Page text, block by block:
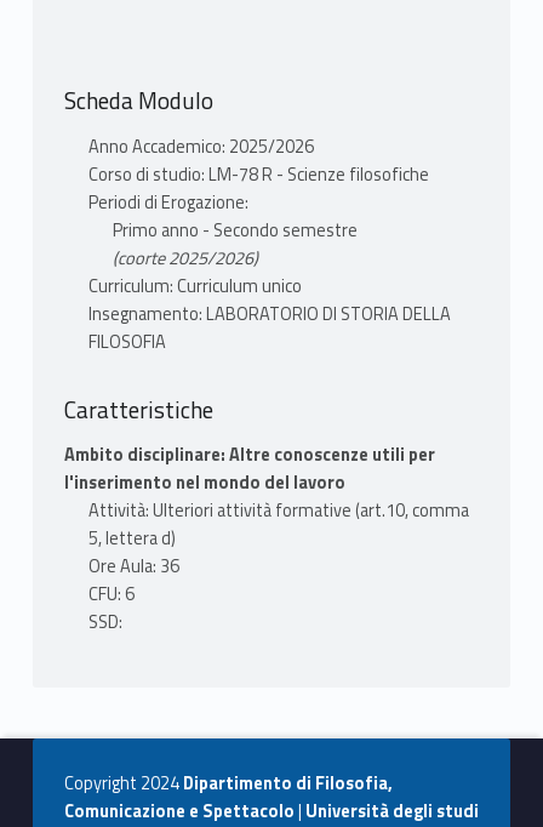
Scheda Modulo
Anno Accademico: 2025/2026
Corso di studio: LM-78 R - Scienze filosofiche
Periodi di Erogazione:
Primo anno - Secondo semestre
(coorte 2025/2026)
Curriculum: Curriculum unico
Insegnamento: LABORATORIO DI STORIA DELLA
FILOSOFIA
Caratteristiche
Ambito disciplinare: Altre conoscenze utili per
l'inserimento nel mondo del lavoro
Attività: Ulteriori attività formative (art.10, comma
5, lettera d)
Ore Aula: 36
CFU: 6
SSD:
Copyright 2024Dipartimento di Filosofia,
Comunicazione e Spettacolo| Università degli studi